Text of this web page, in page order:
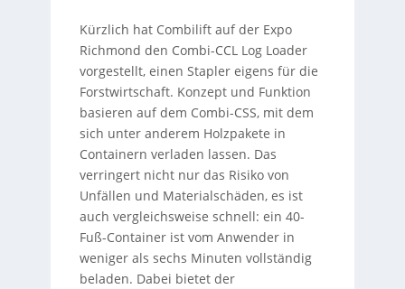
Kürzlich hat Combilift auf der Expo
Richmond den Combi-CCL Log Loader
vorgestellt, einen Stapler eigens für die
Forstwirtschaft. Konzept und Funktion
basieren auf dem Combi-CSS, mit dem
sich unter anderem Holzpakete in
Containern verladen lassen. Das
verringert nicht nur das Risiko von
Unfällen und Materialschäden, es ist
auch vergleichsweise schnell: ein 40-
Fuß-Container ist vom Anwender in
weniger als sechs Minuten vollständig
beladen. Dabei bietet der